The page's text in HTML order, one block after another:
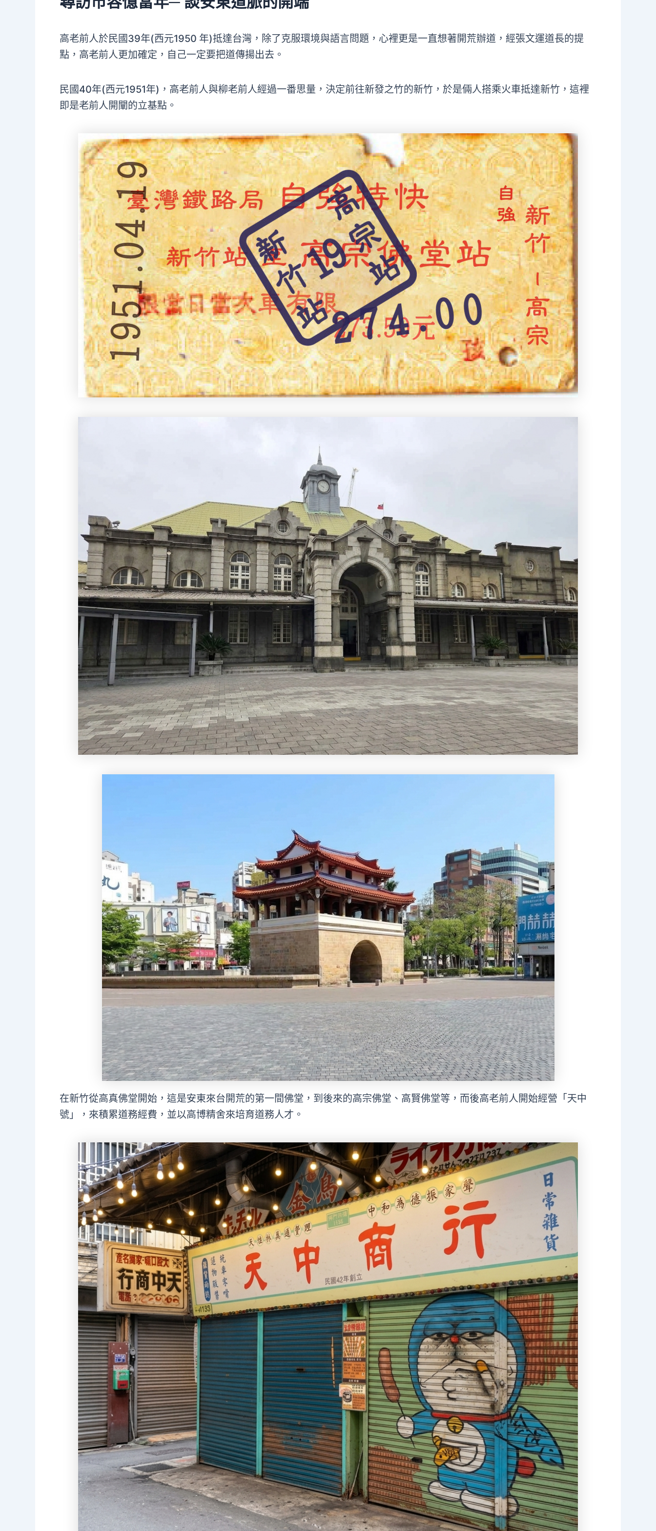
高老前人於民國39年(西元1950 年)抵達台灣，除了克服環境與語言問題，心裡更是一直想著開荒辦道，經張文運道長的提
點，高老前人更加確定，自己一定要把道傳揚出去。
民國40年(西元1951年)，高老前人與柳老前人經過一番思量，決定前往新發之竹的新竹，於是倆人搭乘火車抵達新竹，這裡
即是老前人開闡的立基點。
在新竹從高真佛堂開始，這是安東來台開荒的第一間佛堂，到後來的高宗佛堂、高賢佛堂等，而後高老前人開始經營「天中
號」，來積累道務經費，並以高博精舍來培育道務人才。